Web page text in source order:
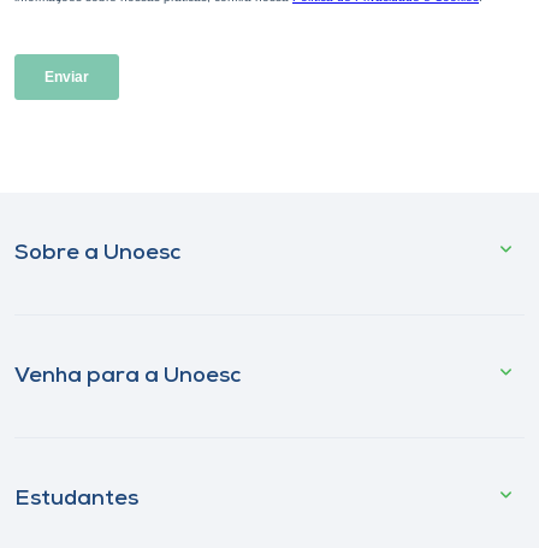
Sobre a Unoesc
Venha para a Unoesc
Estudantes